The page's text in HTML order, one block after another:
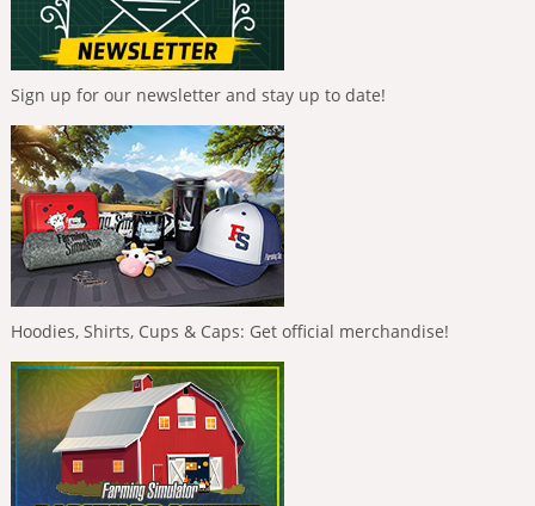
Sign up for our newsletter and stay up to date!
Hoodies, Shirts, Cups & Caps: Get official merchandise!